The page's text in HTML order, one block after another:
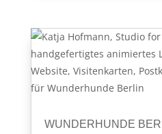
WUNDERHUNDE